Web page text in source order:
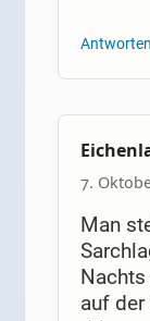
Antworten
7.
Man
auf der